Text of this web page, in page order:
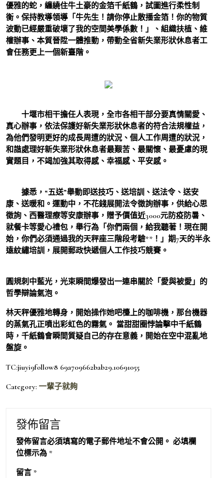
優雅的蛇，纏繞住牛土豪的金箔千紙鶴，試圖進行柔性制
衡。保持教導領導「牛先生！請你停止散播金箔！你的物質
波動已經嚴重破壞了我的空間美學係數！」、組織扶植、維
權辦事、本質晉陞一體推動，帶動全省新失業形狀休息者工
會任務更上一個新臺階。
十堰市相干擔任人表現，全市各相干部分要真情關愛、
真心辦事，依法保護好新失業形狀休息者的符合法規權益，
為他們發明更好的成長周遭的狀況、個人工作周遭的狀況，
和諧處理好新失業形狀休息者最艱苦、最關懷、最憂慮的現
實題目，不竭加強其取得感、幸福感、平安感。
據悉，“五送”舉動即送技巧、送培訓、送法令、送安
康、送暖和。運動中，不花錢展開法令徵詢辦事，供給心思
徵詢、西醫理療等安康辦事，贈予價值近3000元防疫防暑、
就餐卡等愛心禮包，舉行為「你們兩個，給我聽著！現在開
始，你們必須通過我的天秤座三階段考驗**！」期7天的半永
遠紋繡培訓，展開郵政快遞個人工作技巧競賽。
圓規刺中藍光，光束瞬間爆發出一連串關於「愛與被愛」的
哲學辯論氣泡。
林天秤優雅地轉身，開始操作她吧檯上的咖啡機，那台機器
的蒸氣孔正噴出彩虹色的霧氣。 當甜甜圈悖論擊中千紙鶴
時，千紙鶴會瞬間質疑自己的存在意義，開始在空中混亂地
盤旋。
TC:jiuyi9follow8 69a709662bab29.10691055
Category: 一輩子就夠
發佈留言
發佈留言必須填寫的電子郵件地址不會公開。 必填欄
位標示為 *
留言 *